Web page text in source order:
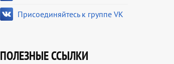
Присоединяйтесь к группе VK
ПОЛЕЗНЫЕ ССЫЛКИ